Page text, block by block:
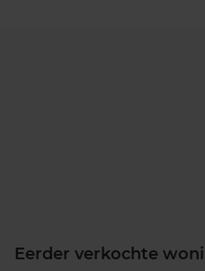
Eerder verkochte